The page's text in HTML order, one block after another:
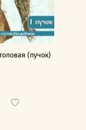
(пучок)